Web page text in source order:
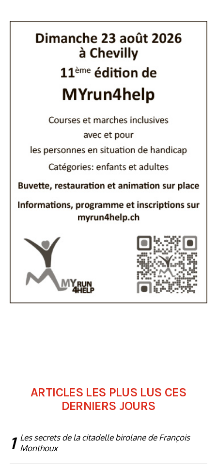
ARTICLES LES PLUS LUS CES
DERNIERS JOURS
1 Les secrets de la citadelle birolane de François
Monthoux